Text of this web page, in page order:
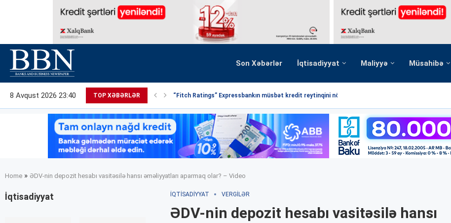
Son Xəbərlər İqtisadiyyat Maliyyə Müsahibə
8 Avqust 2026 23:40 TOP XƏBƏRLƏR “Fitch Ratings” Expressbankın müsbət kredit reytinqini növbəti dəfə...
Home » ƏDV-nin depozit hesabı vasitəsilə hansı əməliyyatları aparmaq olar? – Video
İQTISADIYYAT VERGILƏR
ƏDV-nin depozit hesabı vasitəsilə hansı
İqtisadiyyat